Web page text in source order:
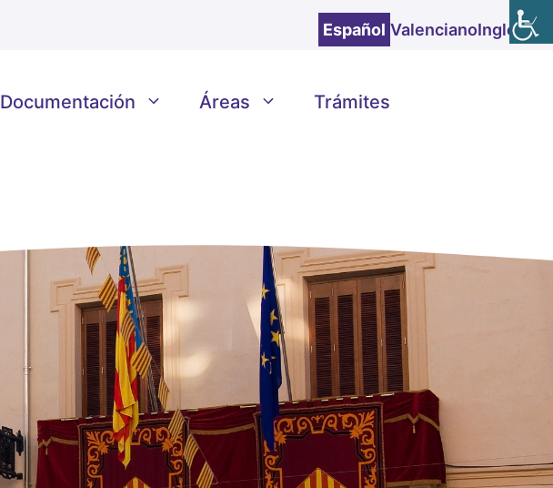
Español ValencianoInglés
Documentación Áreas Trámites